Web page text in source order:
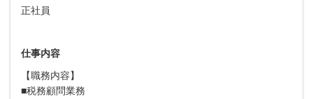
正社員
仕事内容
【職務内容】
■税務顧問業務